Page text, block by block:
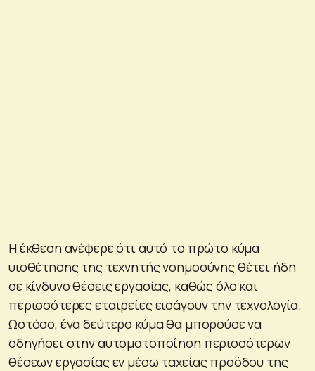
Η έκθεση ανέφερε ότι αυτό το πρώτο κύμα
υιοθέτησης της τεχνητής νοημοσύνης θέτει ήδη
σε κίνδυνο θέσεις εργασίας, καθώς όλο και
περισσότερες εταιρείες εισάγουν την τεχνολογία.
Ωστόσο, ένα δεύτερο κύμα θα μπορούσε να
οδηγήσει στην αυτοματοποίηση περισσότερων
θέσεων εργασίας εν μέσω ταχείας προόδου της